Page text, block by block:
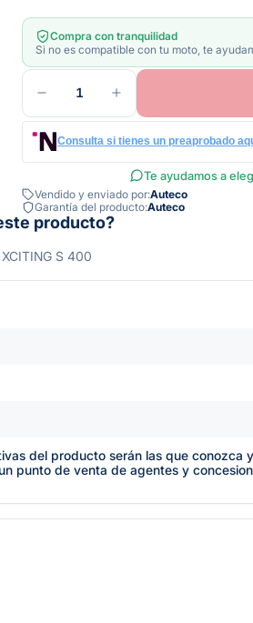
Compra con tranquilidad
Si no es compatible con tu moto, te
1
Consulta si tienes un preaprobado
Te ayudamos a
Vendido y enviado por:Auteco
Garantía del producto:Auteco
producto?
S 400
del producto serán las que conozca
punto de venta de agentes y